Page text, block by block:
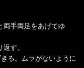
両手両足をあげてゆ
す。
る。ムラがないように